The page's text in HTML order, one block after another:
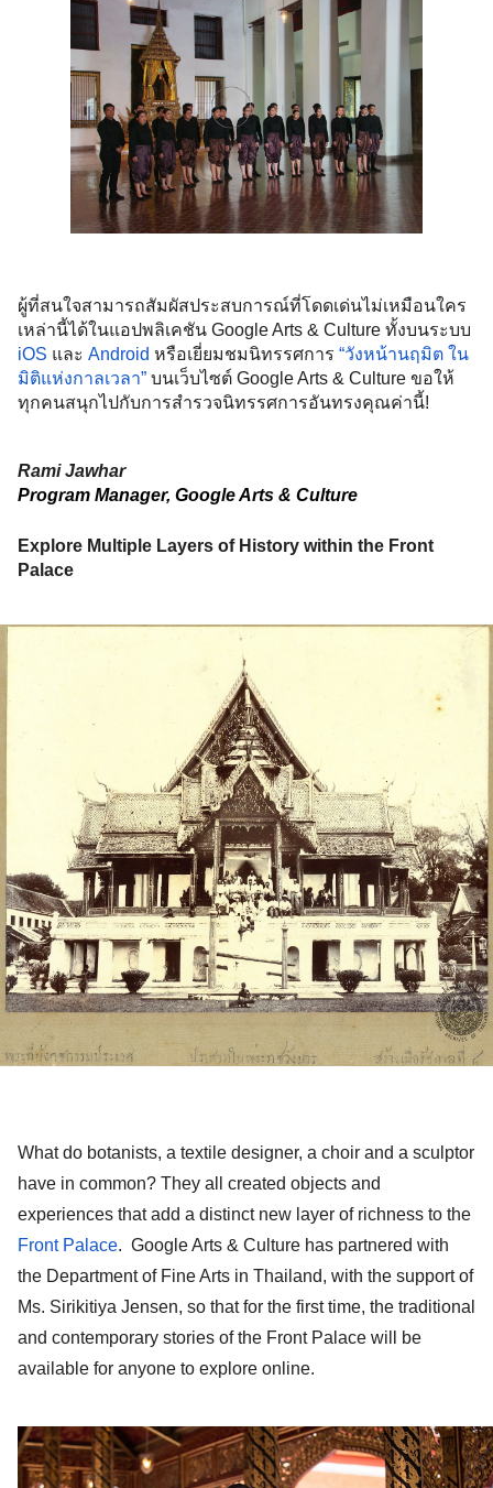
ผู้ที่สนใจสามารถสัมผัสประสบการณ์ที่โดดเด่นไม่เหมือนใคร
iOS และ Android หรือเยี่ยมชมนิทรรศการ “วังหน้านฤมิต ใน
มิติแห่งกาลเวลา” บนเว็บไซต์ Google Arts & Culture ขอให้
ทุกคนสนุกไปกับการสำรวจนิทรรศการอันทรงคุณค่านี้!
Rami Jawhar
Program Manager, Google Arts & Culture
Explore Multiple Layers of History within the Front
Palace
What do botanists, a textile designer, a choir and a sculptor
have in common? They all created objects and
Front Palace.  Google Arts & Culture has partnered with
the Department of Fine Arts in Thailand, with the support of
Ms. Sirikitiya Jensen, so that for the first time, the traditional
and contemporary stories of the Front Palace will be
available for anyone to explore online.